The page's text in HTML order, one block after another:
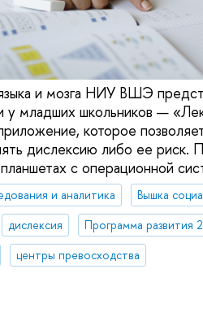
и мозга НИУ ВШЭ
у младших школьников —
которое
дислексию либо ее риск.
с операционной
и аналитика
Вышка
дислексия
Программа развития
центры превосходства